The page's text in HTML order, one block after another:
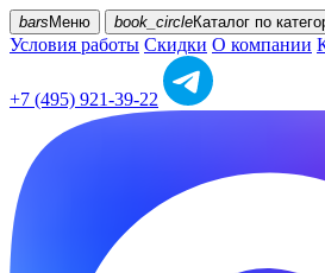
bars Меню book_circleКаталог по
Условия работы Скидки О компании
+7 (495) 921-39-22